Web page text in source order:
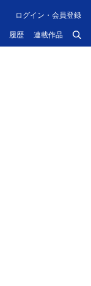
履歴 連載作品
ログイン・会員登録